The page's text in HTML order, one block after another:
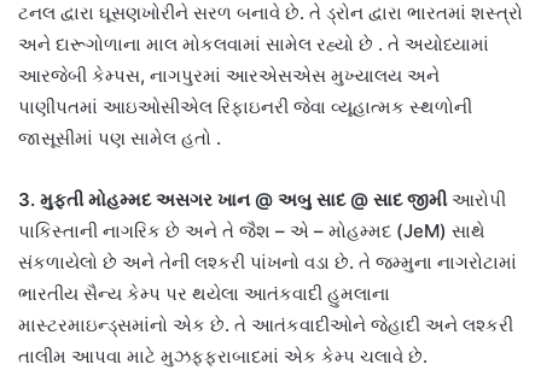
ટનલ દ્વારા ઘૂસણખોરીને સરળ બનાવે છે. તે ડ્રોન દ્વારા ભારતમાં શસ્ત્રો
અને દારૂગોળાના માલ મોકલવામાં સામેલ રહ્યો છે . તે અયોધ્યામાં
આરજેબી કેમ્પસ, નાગપુરમાં આરએસએસ મુખ્યાલય અને
પાણીપતમાં આઇઓસીએલ રિફાઇનરી જેવા વ્યૂહાત્મક સ્થળોની
જાસૂસીમાં પણ સામેલ હતો .
3. મુફ્તી મોહમ્મદ અસગર ખાન@ અબુ સાદ@ સાદ જીમી આરોપી
પાકિસ્તાની નાગરિક છે અને તે જૈશ – એ – મોહમ્મદ (JeM) સાથે
સંકળાયેલો છે અને તેની લશ્કરી પાંખનો વડા છે. તે જમ્મુના નાગરોટામાં
ભારતીય સૈન્ય કેમ્પ પર થયેલા આતંકવાદી હુમલાના
માસ્ટરમાઇન્ડ્સમાંનો એક છે. તે આતંકવાદીઓને જેહાદી અને લશ્કરી
તાલીમ આપવા માટે મુઝફ્ફરાબાદમાં એક કેમ્પ ચલાવે છે.